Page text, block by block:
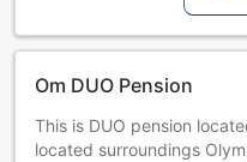
• Car parking available
• Children of all ages are
other fire hazards.
property.
Om DUO Pension
This is DUO pension
located surroundings